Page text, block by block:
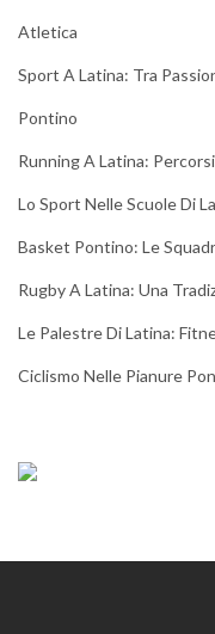
Atletica
Sport A Latina: Tra
Pontino
Running A Latina:
Lo Sport Nelle Scuole Di
Basket Pontino: Le
Rugby A Latina: Una
Le Palestre Di Latina:
Ciclismo Nelle Pianure